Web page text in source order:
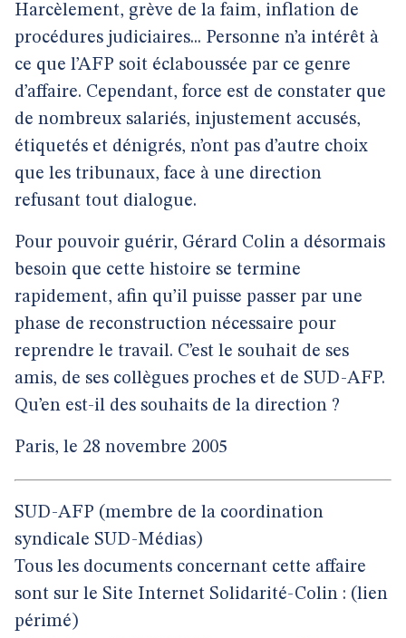
Harcèlement, grève de la faim, inflation de
procédures judiciaires... Personne n’a intérêt à
ce que l’AFP soit éclaboussée par ce genre
d’affaire. Cependant, force est de constater que
de nombreux salariés, injustement accusés,
étiquetés et dénigrés, n’ont pas d’autre choix
que les tribunaux, face à une direction
refusant tout dialogue.
Pour pouvoir guérir, Gérard Colin a désormais
besoin que cette histoire se termine
rapidement, afin qu’il puisse passer par une
phase de reconstruction nécessaire pour
reprendre le travail. C’est le souhait de ses
amis, de ses collègues proches et de SUD-AFP.
Qu’en est-il des souhaits de la direction ?
Paris, le 28 novembre 2005
SUD-AFP (membre de la coordination
syndicale SUD-Médias)
Tous les documents concernant cette affaire
sont sur le Site Internet Solidarité-Colin : (lien
périmé)